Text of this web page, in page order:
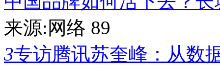
来源:网络 89
3专访腾讯苏奎峰：从数